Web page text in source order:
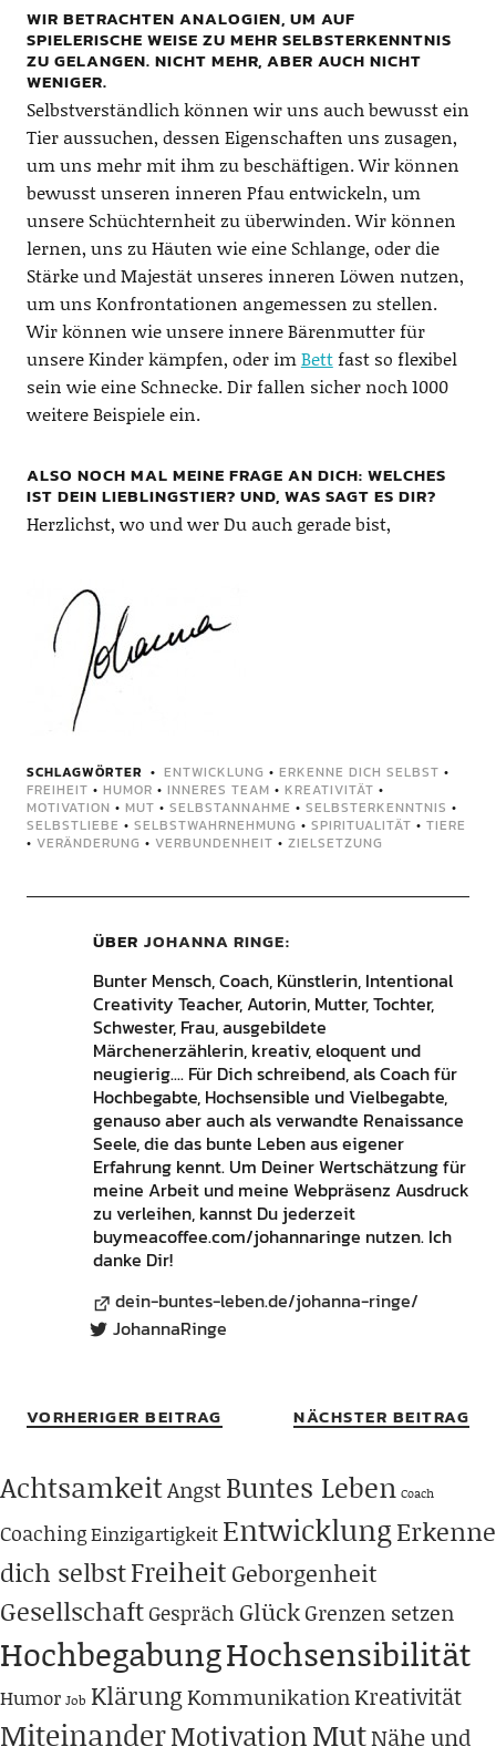
WIR BETRACHTEN ANALOGIEN, UM AUF
SPIELERISCHE WEISE ZU MEHR SELBSTERKENNTNIS
ZU GELANGEN. NICHT MEHR, ABER AUCH NICHT
WENIGER.
Selbstverständlich können wir uns auch bewusst ein
Tier aussuchen, dessen Eigenschaften uns zusagen,
um uns mehr mit ihm zu beschäftigen. Wir können
bewusst unseren inneren Pfau entwickeln, um
unsere Schüchternheit zu überwinden. Wir können
lernen, uns zu Häuten wie eine Schlange, oder die
Stärke und Majestät unseres inneren Löwen nutzen,
um uns Konfrontationen angemessen zu stellen.
Wir können wie unsere innere Bärenmutter für
unsere Kinder kämpfen, oder imBettfast so flexibel
sein wie eine Schnecke. Dir fallen sicher noch 1000
weitere Beispiele ein.
ALSO NOCH MAL MEINE FRAGE AN DICH: WELCHES
IST DEIN LIEBLINGSTIER? UND, WAS SAGT ES DIR?
Herzlichst, wo und wer Du auch gerade bist,
SCHLAGWÖRTER ENTWICKLUNG • ERKENNE DICH SELBST •
FREIHEIT • HUMOR • INNERES TEAM • KREATIVITÄT •
MOTIVATION • MUT • SELBSTANNAHME • SELBSTERKENNTNIS •
SELBSTLIEBE • SELBSTWAHRNEHMUNG • SPIRITUALITÄT • TIERE
• VERÄNDERUNG • VERBUNDENHEIT • ZIELSETZUNG
ÜBER JOHANNA RINGE
Bunter Mensch, Coach, Künstlerin, Intentional
Creativity Teacher, Autorin, Mutter, Tochter,
Schwester, Frau, ausgebildete
Märchenerzählerin, kreativ, eloquent und
neugierig.... Für Dich schreibend, als Coach für
Hochbegabte, Hochsensible und Vielbegabte,
genauso aber auch als verwandte Renaissance
Seele, die das bunte Leben aus eigener
Erfahrung kennt. Um Deiner Wertschätzung für
meine Arbeit und meine Webpräsenz Ausdruck
zu verleihen, kannst Du jederzeit
buymeacoffee.com/johannaringe nutzen. Ich
danke Dir!
dein-buntes-leben.de/johanna-ringe/
JohannaRinge
VORHERIGER BEITRAG NÄCHSTER BEITRAG
AchtsamkeitAngstBuntes Leben Coach
CoachingEinzigartigkeit EntwicklungErkenne
dich selbstFreiheit Geborgenheit
GesellschaftGespräch GlückGrenzen setzen
HochbegabungHochsensibilität
Humor Job KlärungKommunikationKreativität
MiteinanderMotivationMutNähe und